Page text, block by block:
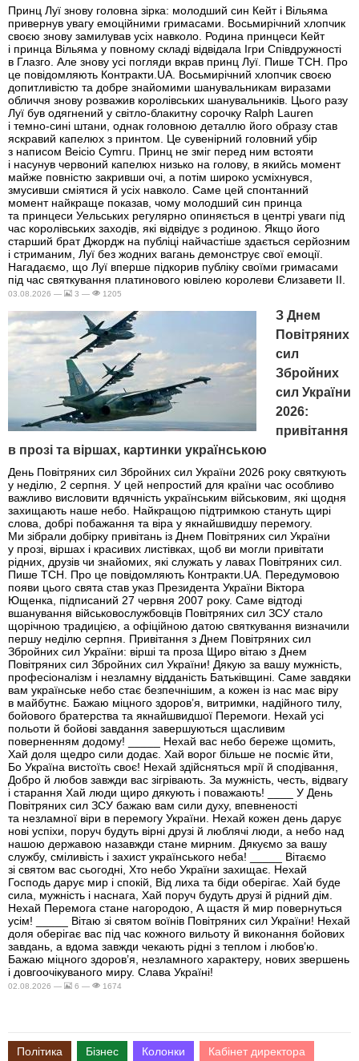
Принц Луї знову головна зірка: молодший син Кейт і Вільяма
привернув увагу емоційними гримасами. Восьмирічний хлопчик
своєю знову замилував усіх навколо. Родина принцеси Кейт
і принца Вільяма у повному складі відвідала Ігри Співдружності
в Глазго. Але знову усі погляди вкрав принц Луї. Пише ТСН. Про
це повідомляють Контракти.UA. Восьмирічний хлопчик своєю
допитливістю та добре знайомими шанувальникам виразами
обличчя знову розважив королівських шанувальників. Цього разу
Луї був одягнений у світло-блакитну сорочку Ralph Lauren
і темно-сині штани, однак головною деталлю його образу став
яскравий капелюх з принтом. Це сувенірний головний убір
з написом Beicio Cymru. Принц не зміг перед ним встояти
і насунув червоний капелюх низько на голову, в якийсь момент
майже повністю закривши очі, а потім широко усміхнувся,
змусивши сміятися й усіх навколо. Саме цей спонтанний
момент найкраще показав, чому молодший син принца
та принцеси Уельських регулярно опиняється в центрі уваги під
час королівських заходів, які відвідує з родиною. Якщо його
старший брат Джордж на публіці найчастіше здається серйозним
і стриманим, Луї без жодних вагань демонструє свої емоції.
Нагадаємо, що Луї вперше підкорив публіку своїми гримасами
під час святкування платинового ювілею королеви Єлизавети II.
03.08.2026 — 3 — 1205
З Днем
Повітряних
сил
Збройних
сил України
2026:
привітання
в прозі та віршах, картинки українською
День Повітряних сил Збройних сил України 2026 року святкують
у неділю, 2 серпня. У цей непростий для країни час особливо
важливо висловити вдячність українським військовим, які щодня
захищають наше небо. Найкращою підтримкою стануть щирі
слова, добрі побажання та віра у якнайшвидшу перемогу.
Ми зібрали добірку привітань із Днем Повітряних сил України
у прозі, віршах і красивих листівках, щоб ви могли привітати
рідних, друзів чи знайомих, які служать у лавах Повітряних сил.
Пише ТСН. Про це повідомляють Контракти.UA. Передумовою
появи цього свята став указ Президента України Віктора
Ющенка, підписаний 27 червня 2007 року. Саме відтоді
вшанування військовослужбовців Повітряних сил ЗСУ стало
щорічною традицією, а офіційною датою святкування визначили
першу неділю серпня. Привітання з Днем Повітряних сил
Збройних сил України: вірші та проза Щиро вітаю з Днем
Повітряних сил Збройних сил України! Дякую за вашу мужність,
професіоналізм і незламну відданість Батьківщині. Саме завдяки
вам українське небо стає безпечнішим, а кожен із нас має віру
в майбутнє. Бажаю міцного здоров’я, витримки, надійного тилу,
бойового братерства та якнайшвидшої Перемоги. Нехай усі
польоти й бойові завдання завершуються щасливим
поверненням додому! _____ Нехай вас небо береже щомить,
Хай доля щедро сили додає. Хай ворог більше не посміє йти,
Бо Україна вистоїть своє! Нехай здійсняться мрії й сподівання,
Добро й любов завжди вас зігрівають. За мужність, честь, відвагу
і старання Хай люди щиро дякують і поважають! ____ У День
Повітряних сил ЗСУ бажаю вам сили духу, впевненості
та незламної віри в перемогу України. Нехай кожен день дарує
нові успіхи, поруч будуть вірні друзі й люблячі люди, а небо над
нашою державою назавжди стане мирним. Дякуємо за вашу
службу, сміливість і захист українського неба! _____ Вітаємо
зі святом вас сьогодні, Хто небо України захищає. Нехай
Господь дарує мир і спокій, Від лиха та біди оберігає. Хай буде
сила, мужність і наснага, Хай поруч будуть друзі й рідний дім.
Нехай Перемога стане нагородою, А щастя й мир повернуться
усім! _____ Вітаю зі святом воїнів Повітряних сил України! Нехай
доля оберігає вас під час кожного вильоту й виконання бойових
завдань, а вдома завжди чекають рідні з теплом і любов’ю.
Бажаю міцного здоров’я, незламного характеру, нових звершень
і довгоочікуваного миру. Слава Україні!
02.08.2026 — 6 — 1674
Політика Бізнес Колонки Кабінет директора